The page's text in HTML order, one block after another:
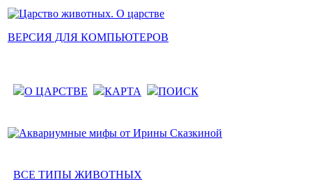
ВЕРСИЯ ДЛЯ КОМПЬЮТЕРОВ
О ЦАРСТВЕ КАРТА ПОИСК
ВСЕ ТИПЫ ЖИВОТНЫХ